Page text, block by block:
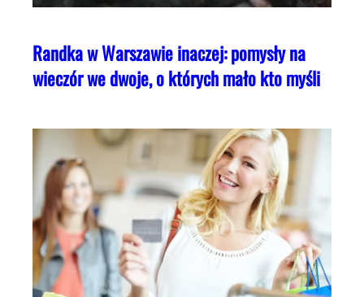
Randka w Warszawie inaczej: pomysły na
wieczór we dwoje, o których mało kto myśli